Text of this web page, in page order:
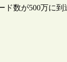
ド数が500万に到